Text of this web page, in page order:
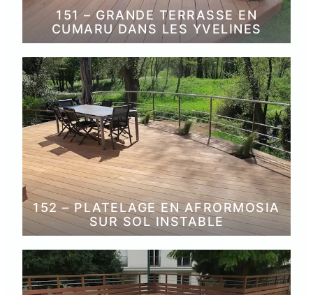
151 – GRANDE TERRASSE EN
CUMARU DANS LES YVELINES
152 – PLATELAGE EN AFRORMOSIA
SUR SOL INSTABLE